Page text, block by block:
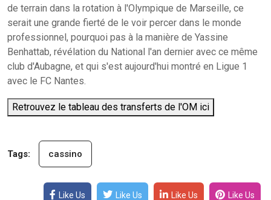
de terrain dans la rotation à l'Olympique de Marseille, ce
serait une grande fierté de le voir percer dans le monde
professionnel, pourquoi pas à la manière de Yassine
Benhattab, révélation du National l'an dernier avec ce même
club d'Aubagne, et qui s'est aujourd'hui montré en Ligue 1
avec le FC Nantes.
Retrouvez le tableau des transferts de l'OM ici
Tags: cassino
Like Us Like Us Like Us Like Us